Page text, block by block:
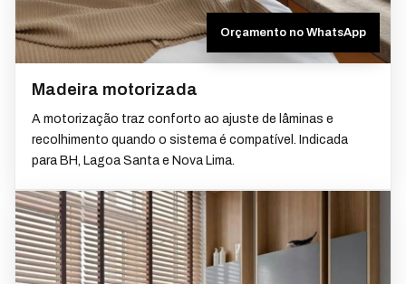
Madeira motorizada
A motorização traz conforto ao ajuste de lâminas e
recolhimento quando o sistema é compatível. Indicada
para BH, Lagoa Santa e Nova Lima.
Orçamento no WhatsApp